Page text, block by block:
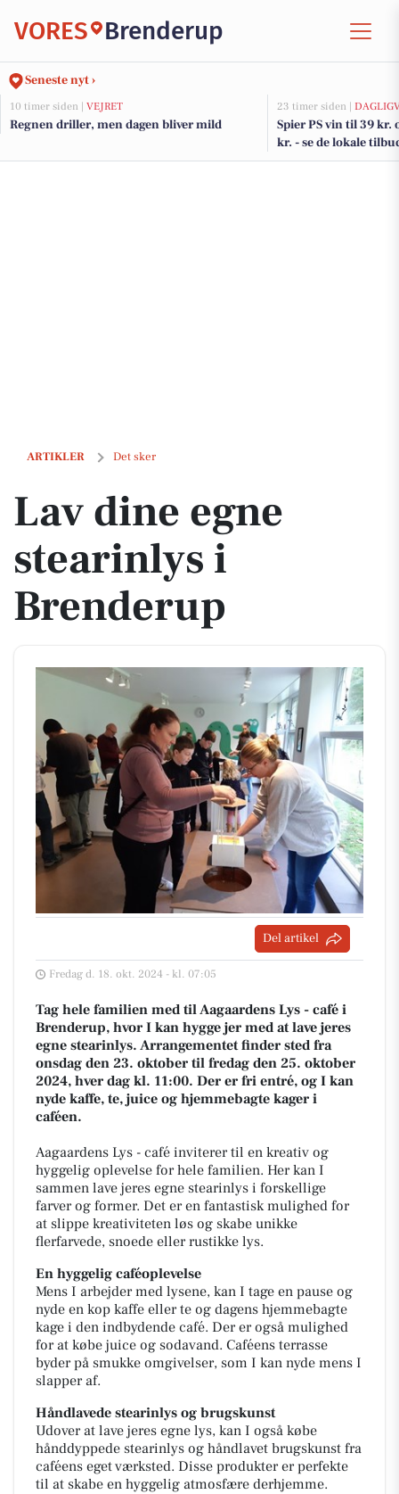
VORES Brenderup
Seneste nyt ›
10 timer siden | VEJRET
Regnen driller, men dagen bliver mild
23 timer siden |
Spier PS vin til 39 kr.
kr. - se de lokale
ARTIKLER Det sker
Lav dine egne stearinlys i Brenderup
Lav dine egne
stearinlys i
Brenderup
Del artikel
Fredag d. 18. okt. 2024 - kl. 07:05
Tag hele familien med til Aagaardens Lys - café i
Brenderup, hvor I kan hygge jer med at lave jeres
egne stearinlys. Arrangementet finder sted fra
onsdag den 23. oktober til fredag den 25. oktober
2024, hver dag kl. 11:00. Der er fri entré, og I kan
nyde kaffe, te, juice og hjemmebagte kager i
caféen.
Aagaardens Lys - café inviterer til en kreativ og
hyggelig oplevelse for hele familien. Her kan I
sammen lave jeres egne stearinlys i forskellige
farver og former. Det er en fantastisk mulighed for
at slippe kreativiteten løs og skabe unikke
flerfarvede, snoede eller rustikke lys.
En hyggelig caféoplevelse
Mens I arbejder med lysene, kan I tage en pause og
nyde en kop kaffe eller te og dagens hjemmebagte
kage i den indbydende café. Der er også mulighed
for at købe juice og sodavand. Caféens terrasse
byder på smukke omgivelser, som I kan nyde mens I
slapper af.
Håndlavede stearinlys og brugskunst
Udover at lave jeres egne lys, kan I også købe
hånddyppede stearinlys og håndlavet brugskunst fra
caféens eget værksted. Disse produkter er perfekte
til at skabe en hyggelig atmosfære derhjemme.